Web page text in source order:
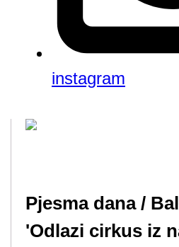
instagram
Pjesma dana /
'Odlazi cirkus iz